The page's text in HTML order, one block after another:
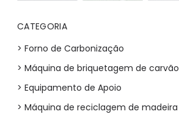
CATEGORIA
> Forno de Carbonização
> Máquina de briquetagem de carvão
> Equipamento de Apoio
> Máquina de reciclagem de madeira